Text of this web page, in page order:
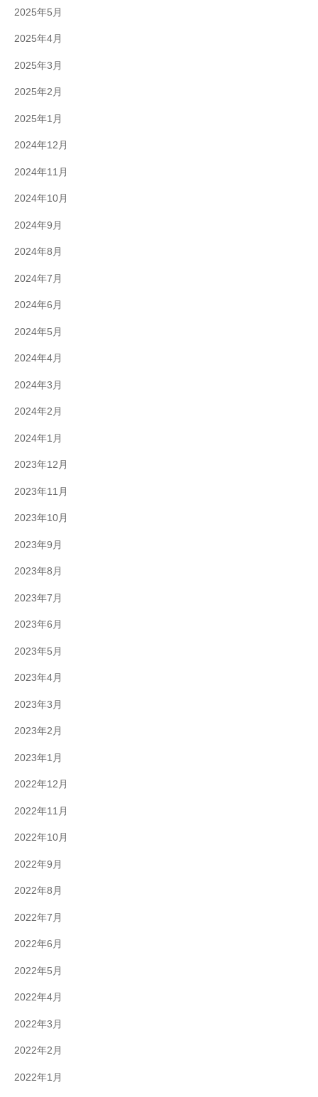
2025年5月
2025年4月
2025年3月
2025年2月
2025年1月
2024年12月
2024年11月
2024年10月
2024年9月
2024年8月
2024年7月
2024年6月
2024年5月
2024年4月
2024年3月
2024年2月
2024年1月
2023年12月
2023年11月
2023年10月
2023年9月
2023年8月
2023年7月
2023年6月
2023年5月
2023年4月
2023年3月
2023年2月
2023年1月
2022年12月
2022年11月
2022年10月
2022年9月
2022年8月
2022年7月
2022年6月
2022年5月
2022年4月
2022年3月
2022年2月
2022年1月